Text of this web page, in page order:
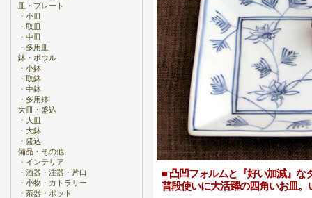
■ 凸凹フォルムと『好い加減』な
普段使いに大活躍の四角いお皿。
皿・プレート
・ 小皿
・ 取皿
・ 中皿
・ 多用皿
鉢・ボウル
・ 小鉢
・ 取鉢
・ 中鉢
・ 多用鉢
大皿・盛込
・ 大皿
・ 大鉢
・ 盛込
備品・その他
・ インテリア
・ 酒器・注器・片口
・ 小物・カトラリー
・ 茶器・ポット